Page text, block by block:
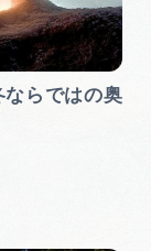
ならではの奥